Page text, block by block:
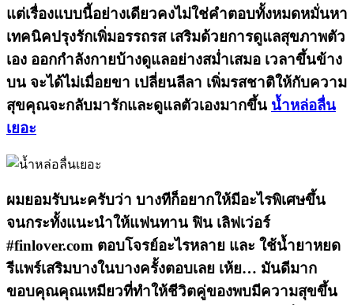
แต่เรื่องแบบนี้อย่างเดียวคงไม่ใช่คำตอบทั้งหมดหมั่นหา
เทคนิคปรุงรักเพิ่มอรรถรส เสริมด้วยการดูแลสุขภาพตัว
เอง ออกกำลังกายบ้างดูแลอย่างสม่ำเสมอ เวลาขึ้นข้าง
บน จะได้ไม่เมื่อยขา เปลี่ยนลีลา เพิ่มรสชาติให้กับความ
สุขคุณจะกลับมารักและดูแลตัวเองมากขึ้น น้ำหล่อลื่น
เยอะ
ผมยอมรับนะครับว่า บางทีก็อยากให้มีอะไรพิเศษขึ้น
จนกระทั้งแนะนำให้แฟนทาน ฟิน เลิฟเว่อร์
#finlover.com ตอบโจรย์อะไรหลาย และ ใช้น้ำยาหยด
รีแพร์เสริมบางในบางครั้งตอบเลย เห้ย… มันดีมาก
ขอบคุณคุณเหมียวที่ทำให้ชีวิตคู่ของพบมีความสุขขึ้น